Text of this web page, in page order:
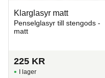
Klarglasyr matt
Penselglasyr till stengods -
matt
225 KR
I lager